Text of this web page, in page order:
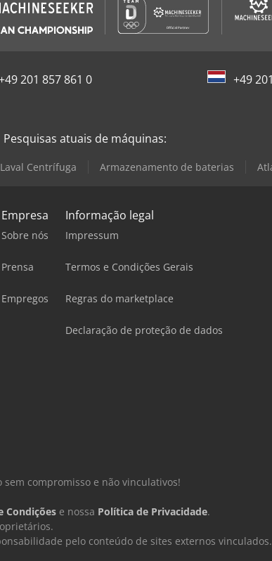
201 857 861 0
+49
Pesquisas atuais de máquinas:
Centrífuga Armazenamento de baterias
Empresa
Sobre nós
Prensa
Empregos
Informação legal
Impressum
Termos e Condições Gerais
Regras do marketplace
Declaração de proteção de dados
compromisso e não vinculativos!
Condições e nossa Política de Privacidade.
pelo conteúdo de sites externos vinculados.